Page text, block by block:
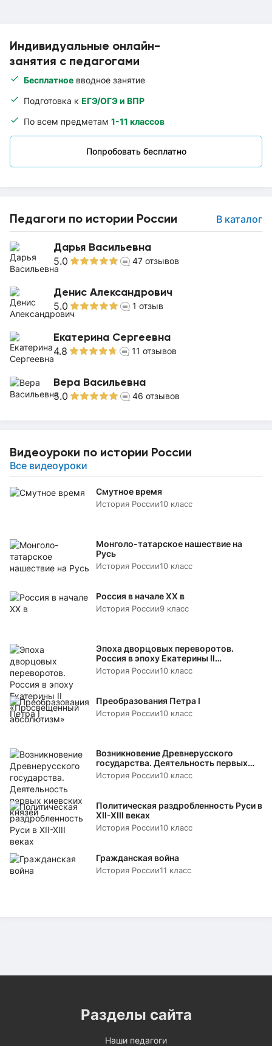
Индивидуальные онлайн-
занятия с педагогами
Бесплатное вводное занятие
Подготовка к ЕГЭ/ОГЭ и ВПР
По всем предметам 1-11 классов
Попробовать бесплатно
Педагоги по истории России В каталог
Дарья Васильевна
5.0 47 отзывов
Денис Александрович
5.0 1 отзыв
Екатерина Сергеевна
4.8 11 отзывов
Вера Васильевна
5.0 46 отзывов
Видеоуроки по истории России
Все видеоуроки
Смутное время
История России10 класс
Монголо-татарское нашествие на
Русь
История России10 класс
Россия в начале XX в
История России9 класс
Эпоха дворцовых переворотов.
Россия в эпоху Екатерины II
«Просвещенный абсолютизм»
История России10 класс
Преобразования Петра I
История России10 класс
Возникновение Древнерусского
государства. Деятельность первых
киевских князей
История России10 класс
Политическая раздробленность Руси в
XII-XIII веках
История России10 класс
Гражданская война
История России11 класс
Разделы сайта
Наши педагоги